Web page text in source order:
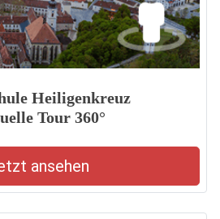
Heiligenkreuz
Tour 360°
ansehen